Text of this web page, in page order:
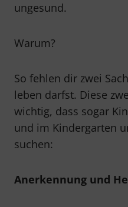
ungesund.
Warum?
So fehlen dir zwei
leben darfst. Diese
wichtig, dass sogar
und im Kindergarten
suchen:
Anerkennung und